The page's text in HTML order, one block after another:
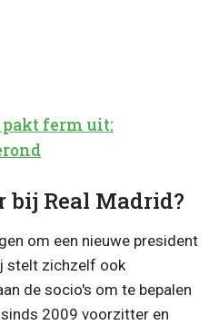
pakt ferm uit:
Real Madrid?
om een nieuwe president
stelt zichzelf ook
de socio's om te bepalen
2009 voorzitter en